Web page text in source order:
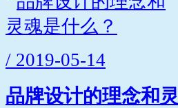
/ 2019-05-14
品牌设计的理念和